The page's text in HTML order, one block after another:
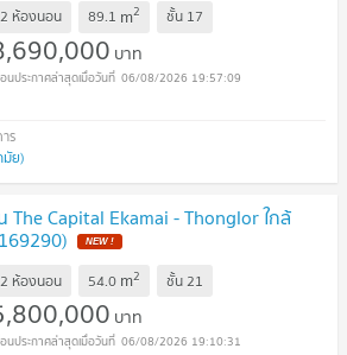
2 ห้องนอน 89.1 m2 ชั้น 17
บาท
06/08/2026 19:57:09
มัย)
Capital Ekamai - Thonglor ใกล้
NEW !
2 ห้องนอน 54.0 m2 ชั้น21
บาท
06/08/2026 19:10:31